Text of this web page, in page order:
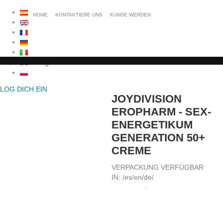
LOG DICH EIN
HOME KONTAKTIERE UNS KUNDE WERDEN
JOYDIVISION
EROPHARM - SEX-
ENERGETIKUM
GENERATION 50+
CREME
VERPACKUNG VERFÜGBAR
IN: /es/en/de/